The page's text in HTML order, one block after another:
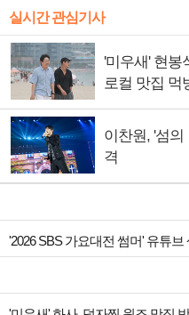
실시간 관심기사
'미우새' 현
로컬 맛집 먹
이찬원, '섬
격
'2026 SBS 가요대전 썸머' 유튜